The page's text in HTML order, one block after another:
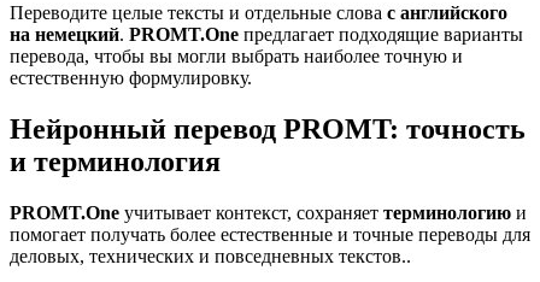
Переводите целые тексты и отдельные слова с английского
на немецкий. PROMT.One предлагает подходящие варианты
перевода, чтобы вы могли выбрать наиболее точную и
естественную формулировку.
Нейронный перевод PROMT: точность
и терминология
PROMT.One учитывает контекст, сохраняет терминологию и
помогает получать более естественные и точные переводы для
деловых, технических и повседневных текстов..